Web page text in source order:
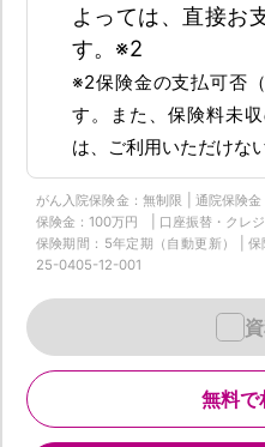
よっては、直接お
す。※2
※2保険金の支払可否
す。また、保険料未
は、ご利用いただけな
がん入院保険金：無制限 | 通院保険
保険金：100万円 | 口座振替・クレジ
保険期間：5年定期（自動更新） |
25-0405-12-001
無料で